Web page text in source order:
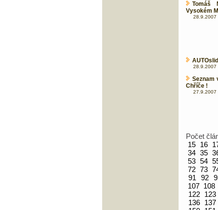
Tomáš
Vysokém
28.9.2007
28.9.2007
Seznam
Chříče !
27.9.2007
Počet
15 16
34 35
53 54
72 73
91
92
107 108
122
123
136
137